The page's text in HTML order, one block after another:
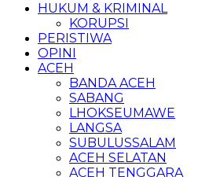
HUKUM & KRIMINAL
KORUPSI
PERISTIWA
OPINI
ACEH
BANDA ACEH
SABANG
LHOKSEUMAWE
LANGSA
SUBULUSSALAM
ACEH SELATAN
ACEH TENGGARA